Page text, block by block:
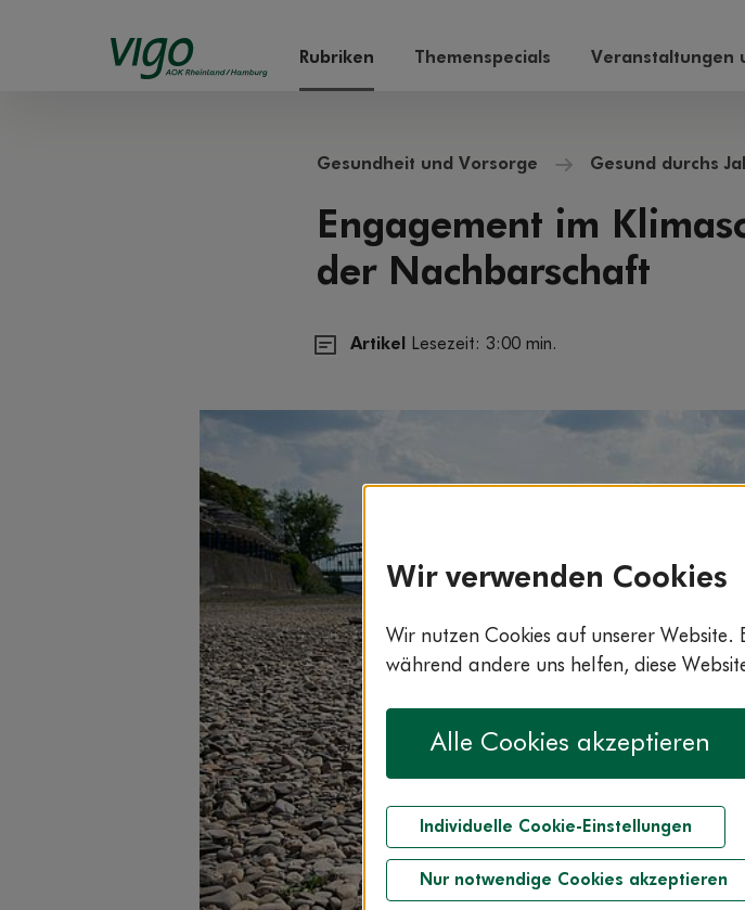
Rubriken Themenspecials Veranstaltungen
Gesundheit und Vorsorge Gesund durchs
Engagement im
der Nachbarschaft
Artikel Lesezeit: 3:00 min.
Wir verwenden Cookies
Wir nutzen Cookies auf unserer Website.
während andere uns helfen, diese
Alle Cookies akzeptieren
Individuelle Cookie-Einstellungen
Nur notwendige Cookies akzeptieren